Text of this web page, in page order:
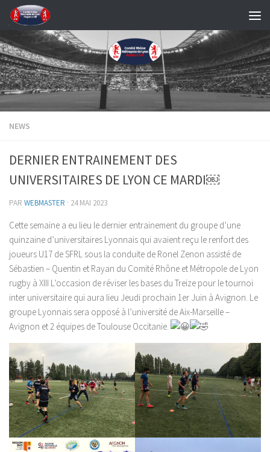
Skip to content
NEWS
DERNIER ENTRAINEMENT DES
UNIVERSITAIRES DE LYON CE MARDI￼
PAR WEBMASTER · 24 MAI 2023
Cette semaine a eu lieu le dernier entrainement du groupe d’une
quinzaine d’universitaires Lyonnais qui avaient reçu le renfort des
joueurs U17 de SFRL sous la conduite de Ronel Zenon assisté de
Sébastien – Quentin et Rayan du Comité Rhône et Métropole de Lyon
rugby à XIII L’occasion de réviser les bases du Treize pour le tournoi
inter universitaire qui aura lieu Jeudi prochain 1er Juin à Avignon. Le
groupe Lyonnais sera opposé à l’université de Aix-Marseille –
Avignon et 2 équipes de Toulouse Occitanie.